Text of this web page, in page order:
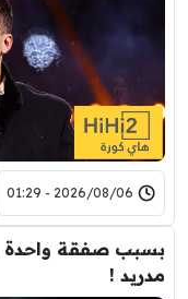
2026/08/06 - 01:29
بسبب صفقة واحدة
مدريد !